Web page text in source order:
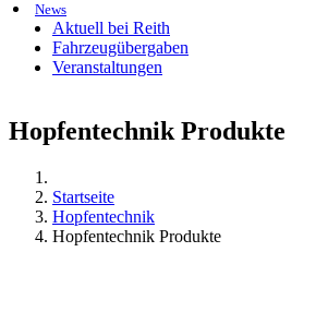
News
Aktuell bei Reith
Fahrzeugübergaben
Veranstaltungen
Hopfentechnik Produkte
Startseite
Hopfentechnik
Hopfentechnik Produkte